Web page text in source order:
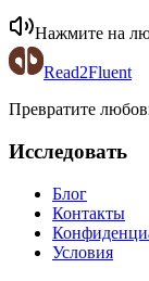
Нажмите на
Read2Fluent
Превратите
Исследовать
Блог
Контакты
Условия